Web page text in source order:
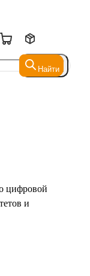
Найти
Найти
цифровой
и